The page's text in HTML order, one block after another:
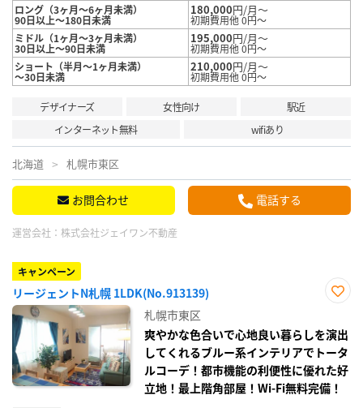
ロング（3ヶ月～6ヶ月未満）
90日以上～180日未満
180,000円/月～
初期費用他 0円～
ミドル（1ヶ月～3ヶ月未満）
30日以上～90日未満
195,000円/月～
初期費用他 0円～
ショート（半月～1ヶ月未満）
～30日未満
210,000円/月～
初期費用他 0円～
デザイナーズ 女性向け
駅近
インターネット無料
wifiあり
北海道 札幌市東区
お問合わせ 電話する
運営会社： 株式会社ジェイワン不動産
キャンペーン
リージェントN札幌 1LDK(No.913139)
り登
録
札幌市東区
爽やかな色合いで心地良い暮らしを演出
してくれるブルー系インテリアでトータ
ルコーデ！都市機能の利便性に優れた好
立地！最上階角部屋！Wi-Fi無料完備！